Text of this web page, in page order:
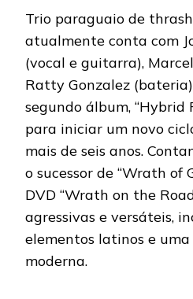
Trio paraguaio de
atualmente conta com
(vocal e guitarra),
Ratty Gonzalez
segundo álbum, “Hybrid
para iniciar um novo
mais de seis anos.
o sucessor de “Wrath of
DVD “Wrath on the
agressivas e versáteis,
elementos latinos e
moderna.